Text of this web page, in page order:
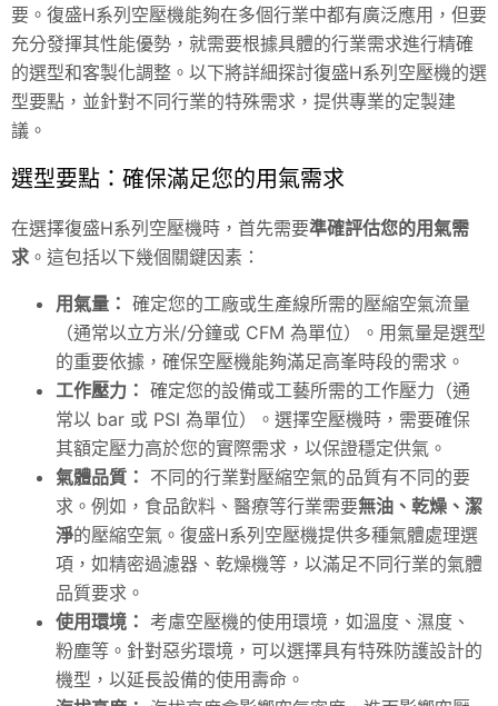
要。復盛H系列空壓機能夠在多個行業中都有廣泛應用，但要
充分發揮其性能優勢，就需要根據具體的行業需求進行精確
的選型和客製化調整。以下將詳細探討復盛H系列空壓機的選
型要點，並針對不同行業的特殊需求，提供專業的定製建
議。
選型要點：確保滿足您的用氣需求
在選擇復盛H系列空壓機時，首先需要準確評估您的用氣需
求 。這包括以下幾個關鍵因素：
用氣量： 確定您的工廠或生產線所需的壓縮空氣流量
（通常以立方米/分鐘或 CFM 為單位）。用氣量是選型
的重要依據，確保空壓機能夠滿足高峯時段的需求。
工作壓力： 確定您的設備或工藝所需的工作壓力（通
常以 bar 或 PSI 為單位）。選擇空壓機時，需要確保
其額定壓力高於您的實際需求，以保證穩定供氣。
氣體品質： 不同的行業對壓縮空氣的品質有不同的要
求。例如，食品飲料、醫療等行業需要無油、乾燥、潔
淨的壓縮空氣。復盛H系列空壓機提供多種氣體處理選
項，如精密過濾器、乾燥機等，以滿足不同行業的氣體
品質要求。
使用環境： 考慮空壓機的使用環境，如溫度、濕度、
粉塵等。針對惡劣環境，可以選擇具有特殊防護設計的
機型，以延長設備的使用壽命。